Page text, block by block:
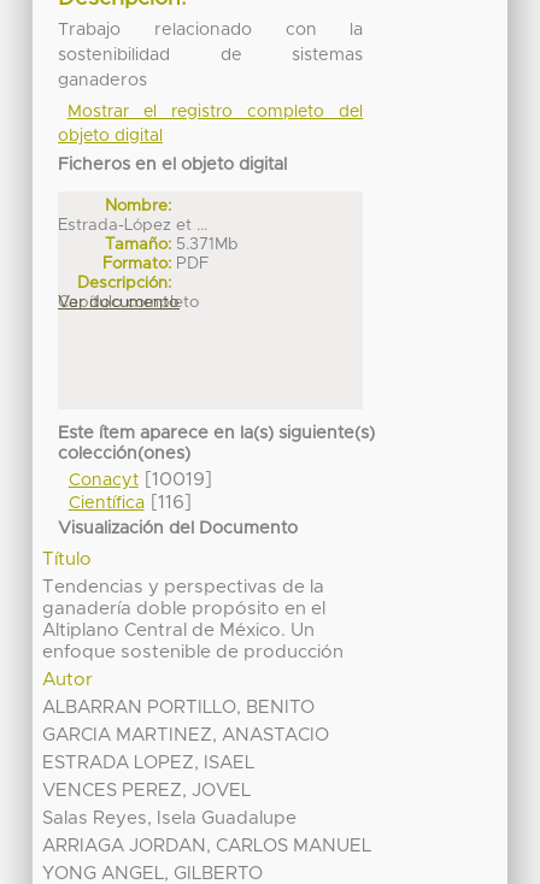
Trabajo relacionado con la
sostenibilidad de sistemas
ganaderos
Mostrar el registro completo del
objeto digital
Ficheros en el objeto digital
Nombre:
Estrada-López et ...
Tamaño: 5.371Mb
Formato: PDF
Descripción:
Capítulo completo
Ver documento
Este ítem aparece en la(s) siguiente(s)
colección(ones)
Conacyt[10019]
Científica[116]
Visualización del Documento
Título
Tendencias y perspectivas de la
ganadería doble propósito en el
Altiplano Central de México. Un
enfoque sostenible de producción
Autor
ALBARRAN PORTILLO, BENITO
GARCIA MARTINEZ, ANASTACIO
ESTRADA LOPEZ, ISAEL
VENCES PEREZ, JOVEL
Salas Reyes, Isela Guadalupe
ARRIAGA JORDAN, CARLOS MANUEL
YONG ANGEL, GILBERTO